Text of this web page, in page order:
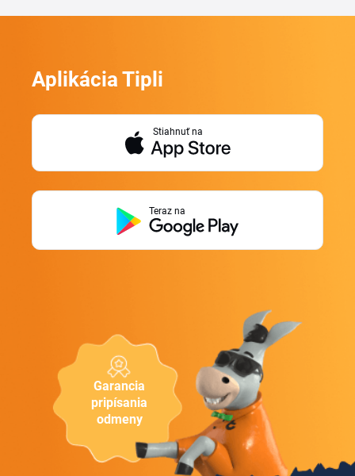
Garancia
pripísania
odmeny
Aplikácia Tipli
Stiahnuť na
Teraz na